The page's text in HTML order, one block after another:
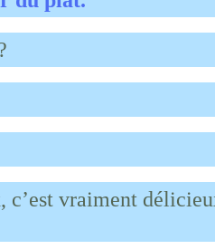
c’est vraiment